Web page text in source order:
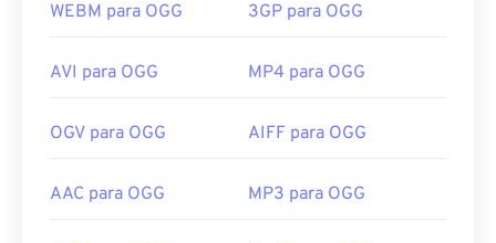
WEBM para OGG 3GP para OGG
AVI para OGG MP4 para OGG
OGV para OGG AIFF para OGG
AAC para OGG MP3 para OGG